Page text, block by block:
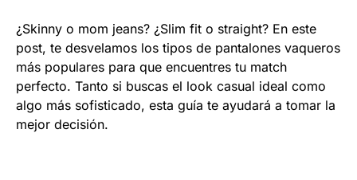
¿Skinny o mom jeans? ¿Slim fit o straight? En este
post, te desvelamos los tipos de pantalones vaqueros
más populares para que encuentres tu match
perfecto. Tanto si buscas el look casual ideal como
algo más sofisticado, esta guía te ayudará a tomar la
mejor decisión.